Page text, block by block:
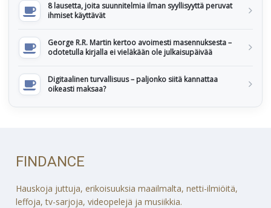
8 lausetta, joita suunnitelmia ilman syyllisyyttä peruvat
ihmiset käyttävät
George R.R. Martin kertoo avoimesti masennuksesta –
odotetulla kirjalla ei vieläkään ole julkaisupäivää
Digitaalinen turvallisuus – paljonko siitä kannattaa
oikeasti maksaa?
FINDANCE
Hauskoja juttuja, erikoisuuksia maailmalta, netti-ilmiöitä,
leffoja, tv-sarjoja, videopelejä ja musiikkia.